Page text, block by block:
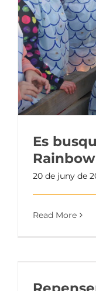
Es
20 de juny de
Read More